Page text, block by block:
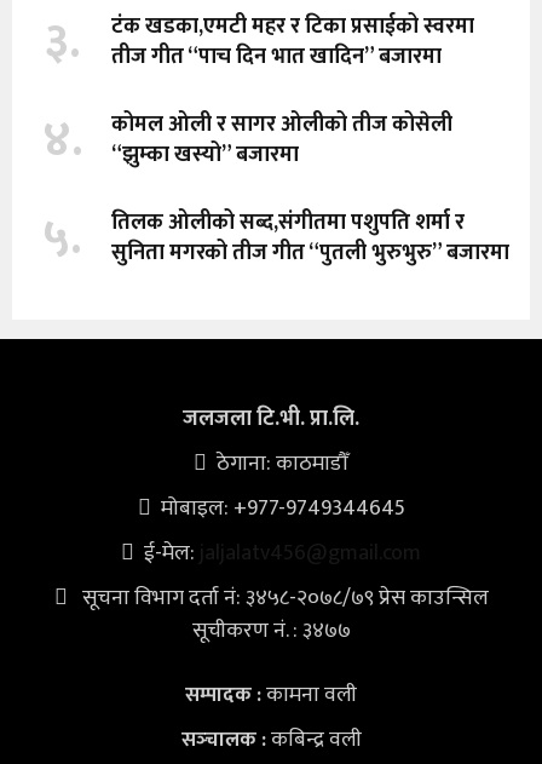
३.
टंक खडका,एमटी महर र टिका प्रसाईको स्वरमा
तीज गीत “पाच दिन भात खादिन” बजारमा
४.
कोमल ओली र सागर ओलीको तीज कोसेली
“झुम्का खस्यो” बजारमा
५.
तिलक ओलीको सब्द,संगीतमा पशुपति शर्मा र
सुनिता मगरको तीज गीत “पुतली भुरुभुरु” बजारमा
जलजला टि.भी. प्रा.लि.
ठेगाना: काठमाडौँ
मोबाइल: +977-9749344645
ई-मेल: jaljalatv456@gmail.com
सूचना विभाग दर्ता नं: ३४५८-२०७८/७९ प्रेस काउन्सिल
सूचीकरण नं. : ३४७७
सम्पादक :कामना वली
सञ्‍चालक :कबिन्द्र वली